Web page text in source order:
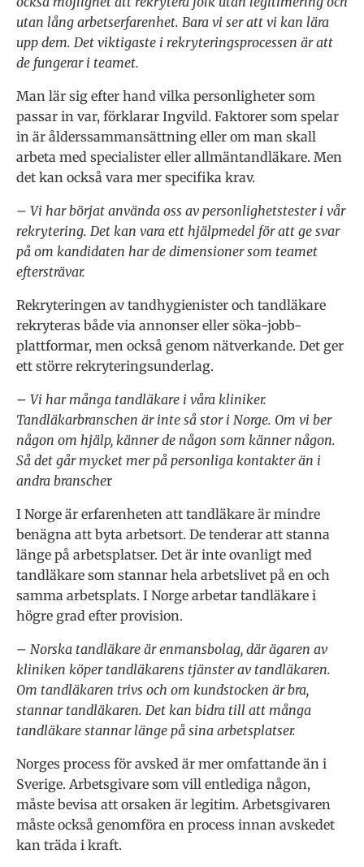
utan lång arbetserfarenhet. Bara vi ser att vi kan lära
upp dem. Det viktigaste i rekryteringsprocessen är att
de fungerar i teamet.
Man lär sig efter hand vilka personligheter som
passar in var, förklarar Ingvild. Faktorer som spelar
in är ålderssammansättning eller om man skall
arbeta med specialister eller allmäntandläkare. Men
det kan också vara mer specifika krav.
– Vi har börjat använda oss av personlighetstester i vår
rekrytering. Det kan vara ett hjälpmedel för att ge svar
på om kandidaten har de dimensioner som teamet
eftersträvar.
Rekryteringen av tandhygienister och tandläkare
rekryteras både via annonser eller söka-jobb-
plattformar, men också genom nätverkande. Det ger
ett större rekryteringsunderlag.
– Vi har många tandläkare i våra kliniker.
Tandläkarbranschen är inte så stor i Norge. Om vi ber
någon om hjälp, känner de någon som känner någon.
Så det går mycket mer på personliga kontakter än i
andra branscher
I Norge är erfarenheten att tandläkare är mindre
benägna att byta arbetsort. De tenderar att stanna
länge på arbetsplatser. Det är inte ovanligt med
tandläkare som stannar hela arbetslivet på en och
samma arbetsplats. I Norge arbetar tandläkare i
högre grad efter provision.
– Norska tandläkare är enmansbolag, där ägaren av
kliniken köper tandläkarens tjänster av tandläkaren.
Om tandläkaren trivs och om kundstocken är bra,
stannar tandläkaren. Det kan bidra till att många
tandläkare stannar länge på sina arbetsplatser.
Norges process för avsked är mer omfattande än i
Sverige. Arbetsgivare som vill entlediga någon,
måste bevisa att orsaken är legitim. Arbetsgivaren
måste också genomföra en process innan avskedet
kan träda i kraft.